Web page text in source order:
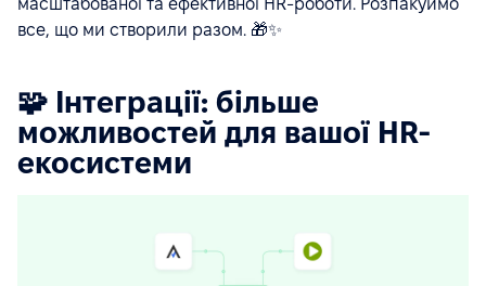
масштабованої та ефективної HR-роботи. Розпакуймо
все, що ми створили разом. 🎁✨
🧩 Інтеграції: більше
можливостей для вашої HR-
екосистеми